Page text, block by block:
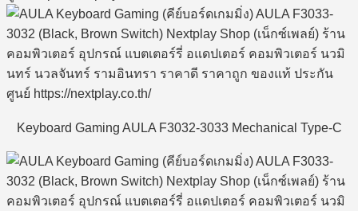
Keyboard Gaming AULA F3032-3033 Mechanical Type-C